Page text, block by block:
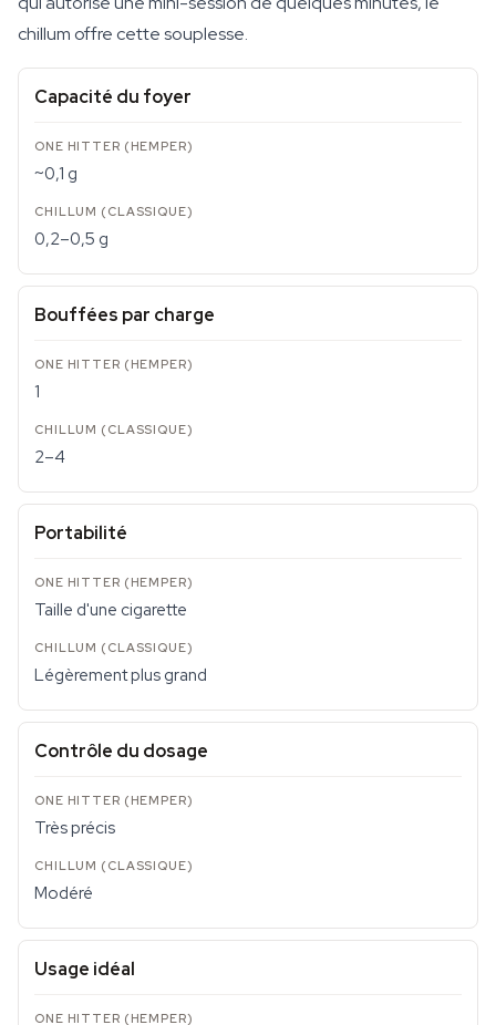
chillum offre cette souplesse.
Capacité du foyer
~0,1 g
0,2–0,5 g
Bouffées par charge
1
2–4
Portabilité
Taille d'une cigarette
Légèrement plus grand
Contrôle du dosage
Très précis
Modéré
Usage idéal